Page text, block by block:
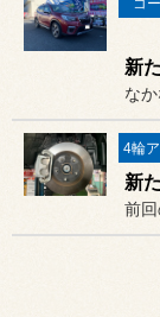
コ
前回